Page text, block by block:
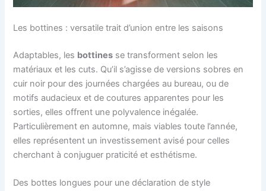
Les bottines : versatile trait d’union entre les saisons
Adaptables, les bottines se transforment selon les
matériaux et les cuts. Qu’il s’agisse de versions sobres en
cuir noir pour des journées chargées au bureau, ou de
motifs audacieux et de coutures apparentes pour les
sorties, elles offrent une polyvalence inégalée.
Particulièrement en automne, mais viables toute l’année,
elles représentent un investissement avisé pour celles
cherchant à conjuguer praticité et esthétisme.
Des bottes longues pour une déclaration de style